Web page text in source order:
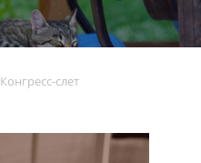
Конгресс-слет